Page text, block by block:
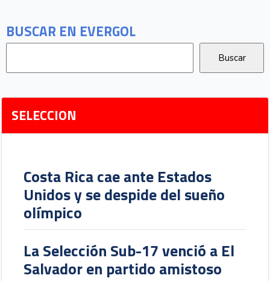
BUSCAR EN EVERGOL
SELECCION
Costa Rica cae ante Estados
Unidos y se despide del sueño
olímpico
La Selección Sub-17 venció a El
Salvador en partido amistoso